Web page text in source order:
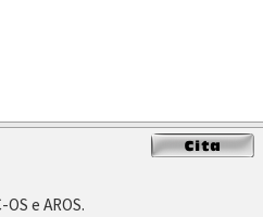
e AROS.